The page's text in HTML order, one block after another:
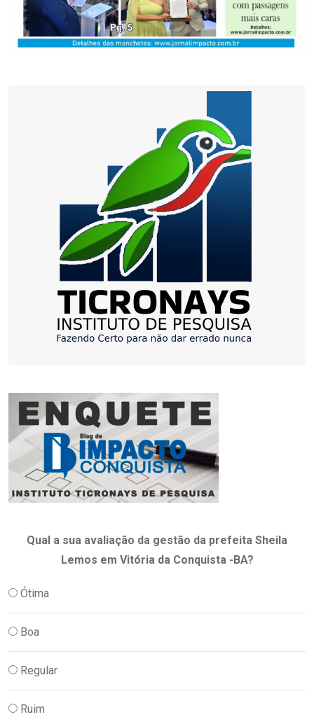
Qual a sua avaliação da gestão da prefeita Sheila
Lemos em Vitória da Conquista -BA?
Ótima
Boa
Regular
Ruim